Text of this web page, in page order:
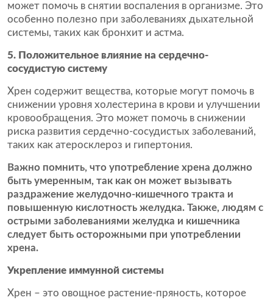
может помочь в снятии воспаления в организме. Это
особенно полезно при заболеваниях дыхательной
системы, таких как бронхит и астма.
5. Положительное влияние на сердечно-
сосудистую систему
Хрен содержит вещества, которые могут помочь в
снижении уровня холестерина в крови и улучшении
кровообращения. Это может помочь в снижении
риска развития сердечно-сосудистых заболеваний,
таких как атеросклероз и гипертония.
Важно помнить, что употребление хрена должно
быть умеренным, так как он может вызывать
раздражение желудочно-кишечного тракта и
повышенную кислотность желудка. Также, людям с
острыми заболеваниями желудка и кишечника
следует быть осторожными при употреблении
хрена.
Укрепление иммунной системы
Хрен – это овощное растение-пряность, которое